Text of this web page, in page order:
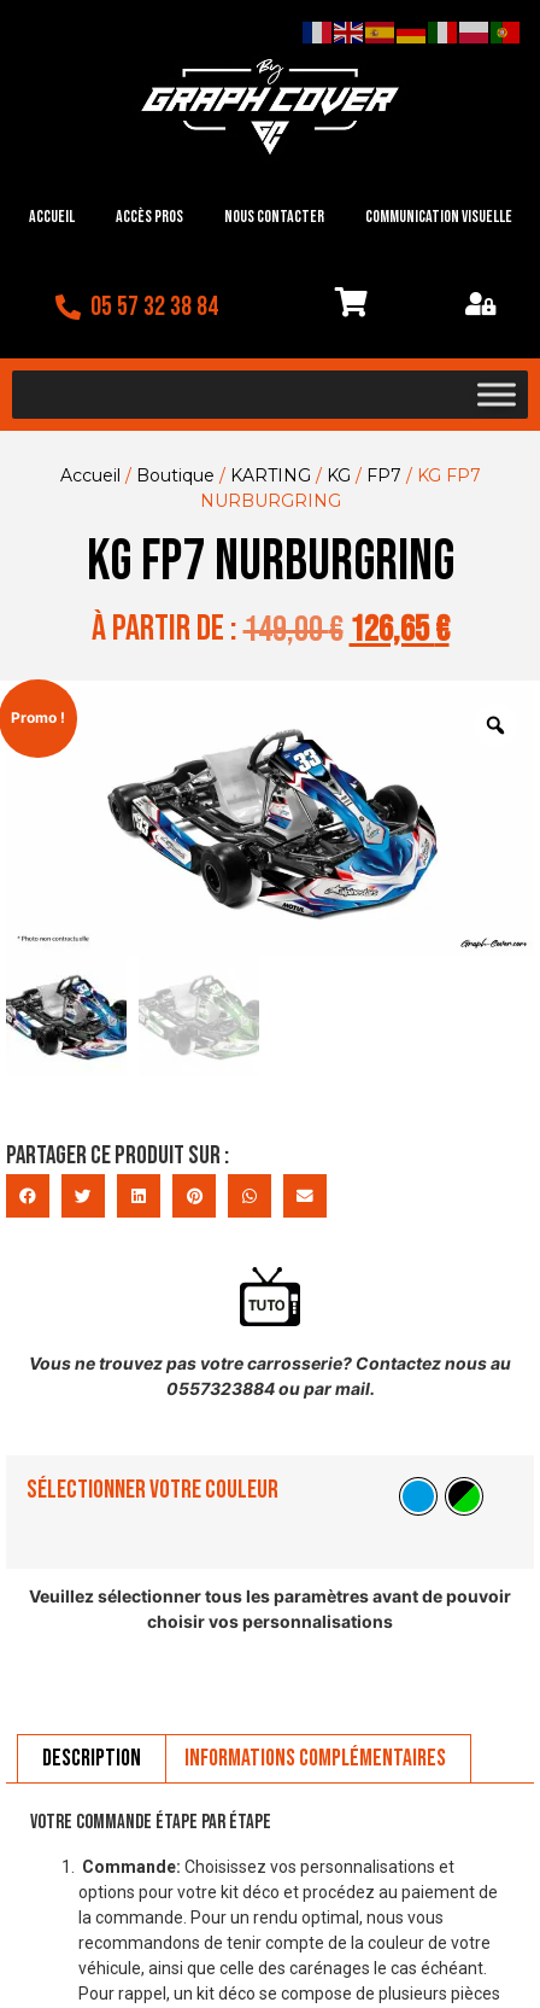
Accueil Accès Pros Nous contacter Communication visuelle
05 57 32 38 84
Accueil / Boutique / KARTING / KG / FP7 / KG FP7
NURBURGRING
KG FP7 NURBURGRING
à partir de :149,00€ 126,65€
Promo !
Partager ce produit sur :
Vous ne trouvez pas votre carrosserie? Contactez nous au
0557323884 ou par mail.
Sélectionner votre couleur
Veuillez sélectionner tous les paramètres avant de pouvoir
choisir vos personnalisations
Description Informations complémentaires
VOTRE COMMANDE ÉTAPE PAR ÉTAPE
Commande: Choisissez vos personnalisations et
options pour votre kit déco et procédez au paiement de
la commande. Pour un rendu optimal, nous vous
recommandons de tenir compte de la couleur de votre
véhicule, ainsi que celle des carénages le cas échéant.
Pour rappel, un kit déco se compose de plusieurs pièces